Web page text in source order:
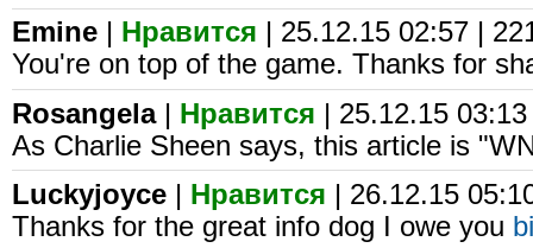
Emine
Нравится | 25.12.15 02:57 |
You're on top of the game. Thanks for
Rosangela| Нравится | 25.12.15
As Charlie Sheen says, this article is
Luckyjoyce | Нравится | 26.12.15
Thanks for the great info dog I owe you